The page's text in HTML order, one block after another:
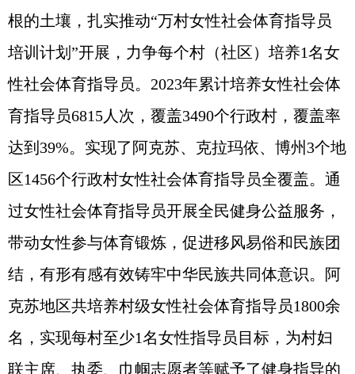
根的土壤，扎实推动“万村女性社会体育指导员
培训计划”开展，力争每个村（社区）培养1名女
性社会体育指导员。2023年累计培养女性社会体
育指导员6815人次，覆盖3490个行政村，覆盖率
达到39%。实现了阿克苏、克拉玛依、博州3个地
区1456个行政村女性社会体育指导员全覆盖。通
过女性社会体育指导员开展全民健身公益服务，
带动女性参与体育锻炼，促进移风易俗和民族团
结，有形有感有效铸牢中华民族共同体意识。阿
克苏地区共培养村级女性社会体育指导员1800余
名，实现每村至少1名女性指导员目标，为村妇
联主席、执委、巾帼志愿者等赋予了健身指导的